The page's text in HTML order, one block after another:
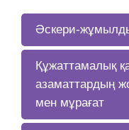
Әскери-
Құжаттамалық
азаматтардың
мен мұрағат